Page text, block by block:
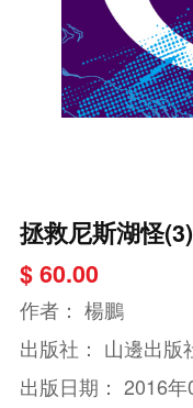
拯救尼斯湖怪
$ 60.00
作者： 楊鵬
出版社： 山邊出版
出版日期： 2016年